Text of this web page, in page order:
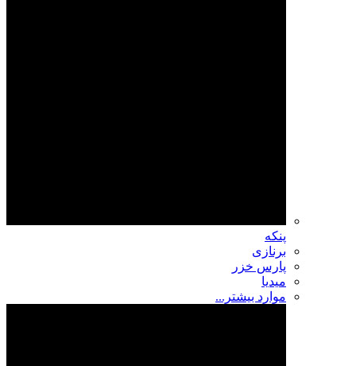
پنکه
برنازی
پارس خزر
میدیا
موارد بیشتر...